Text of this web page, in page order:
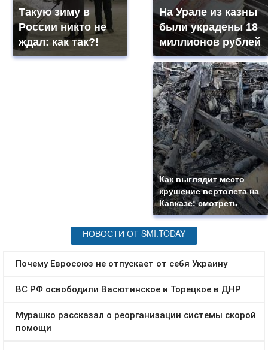
Такую зиму в
России никто не
ждал: как так?!
На Урале из казны
были украдены 18
миллионов рублей
Как выглядит место
крушение вертолета на
Кавказе: смотреть